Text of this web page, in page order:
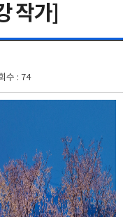
작가]
수 : 74